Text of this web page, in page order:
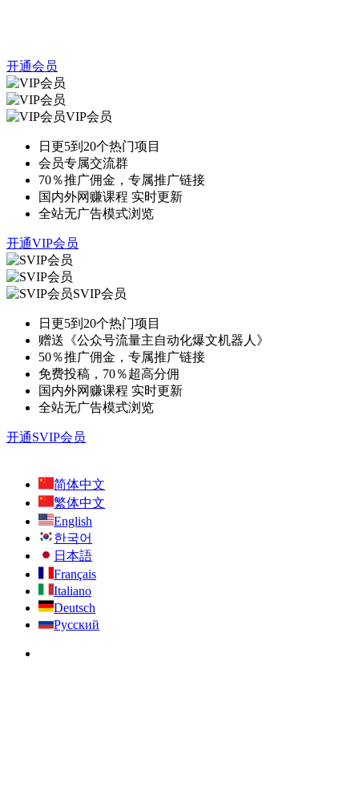
开通会员
VIP会员
日更5到20个热门项目
会员专属交流群
70％推广佣金，专属推广链接
国内外网赚课程 实时更新
全站无广告模式浏览
开通VIP会员
SVIP会员
日更5到20个热门项目
赠送《公众号流量主自动化爆文机器人》
50％推广佣金，专属推广链接
免费投稿，70％超高分佣
国内外网赚课程 实时更新
全站无广告模式浏览
开通SVIP会员
简体中文
繁体中文
English
한국어
日本語
Français
Italiano
Deutsch
Русский